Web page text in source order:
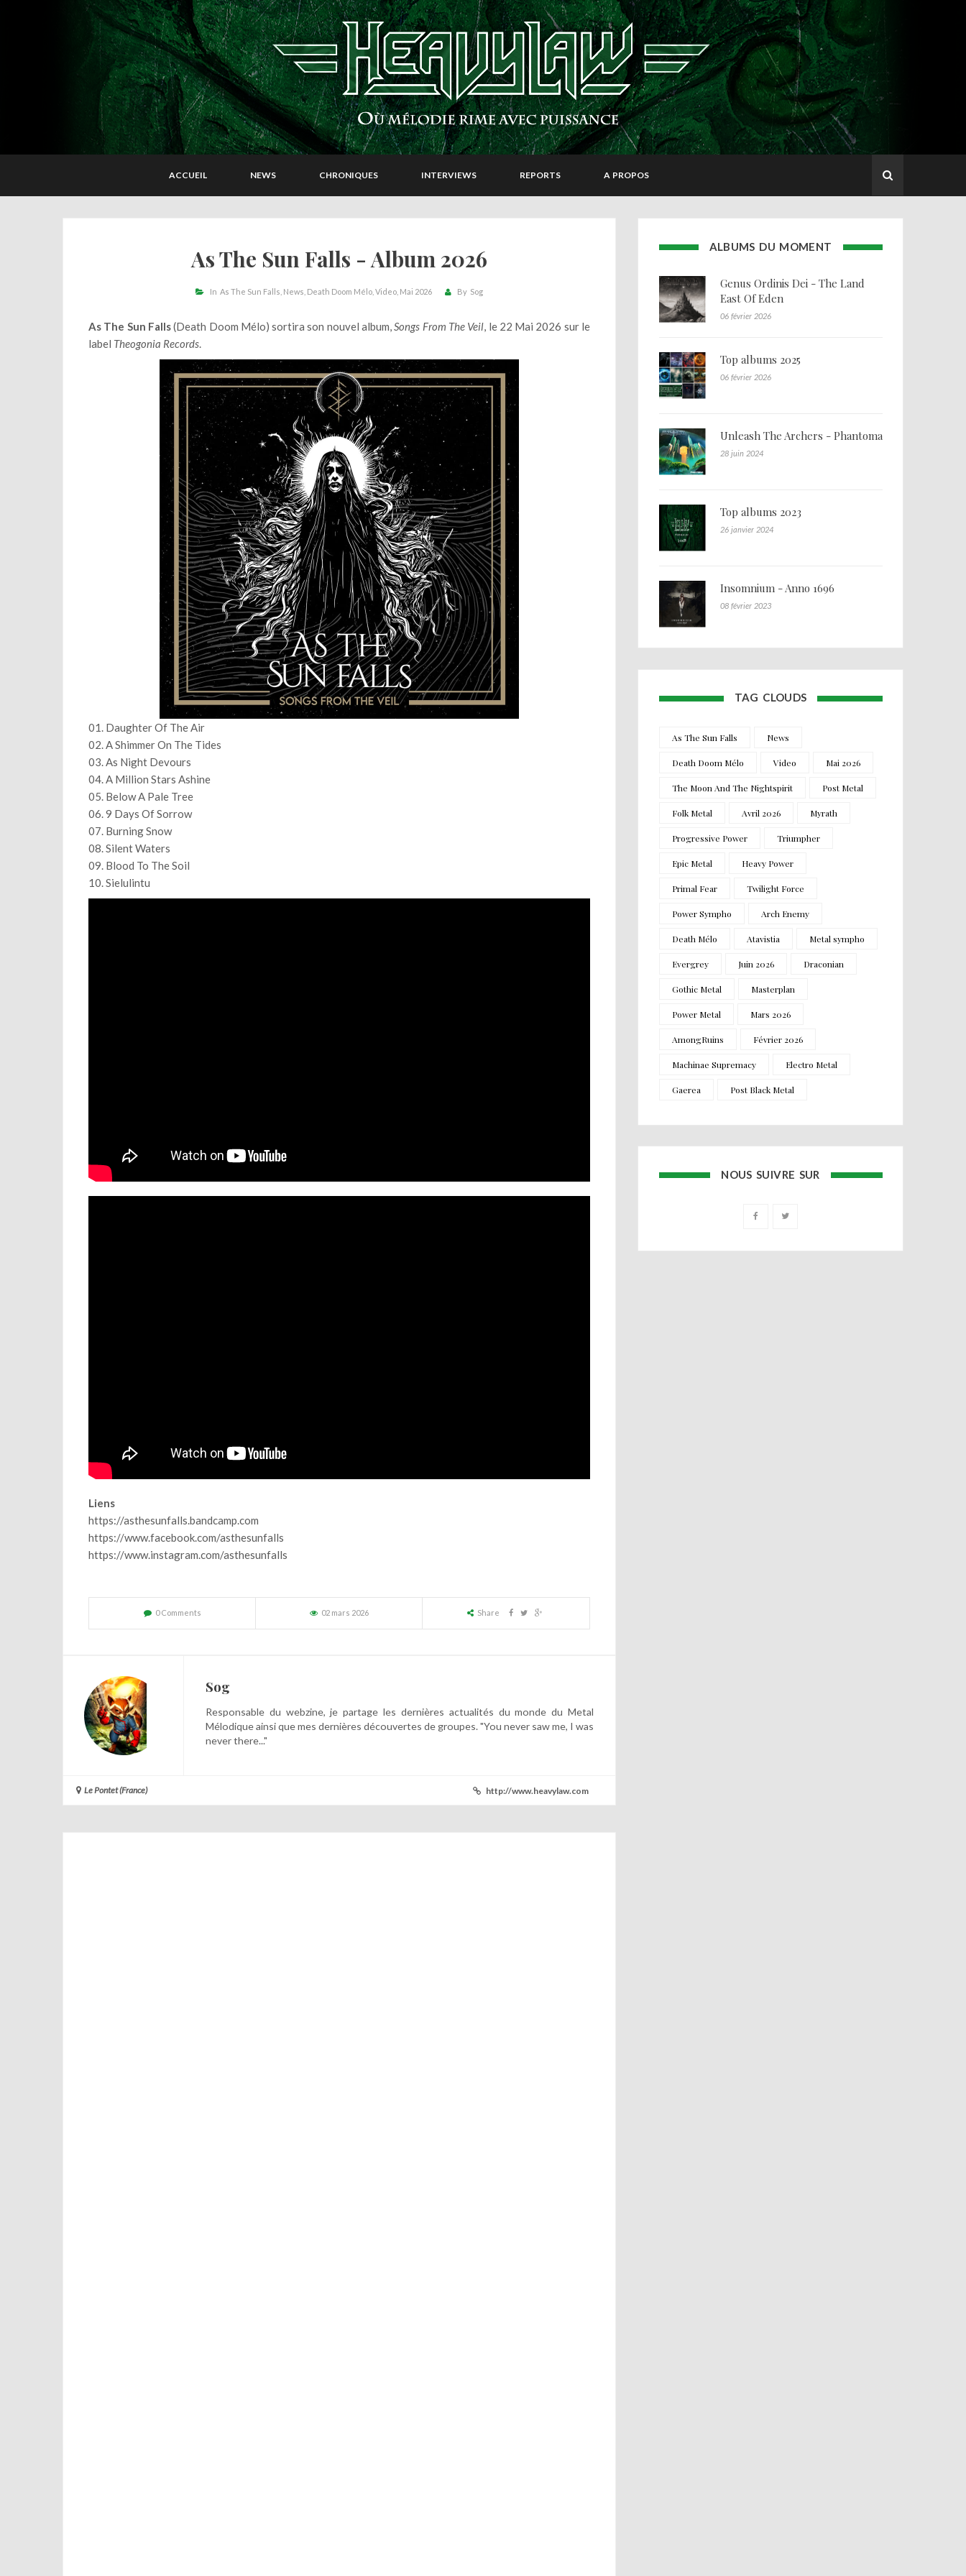
ACCUEIL NEWS CHRONIQUES INTERVIEWS REPORTS A PROPOS
As The Sun Falls - Album 2026
In As The Sun Falls News Death Doom Mélo Video Mai 2026 By Sog
As The Sun Falls(Death Doom Mélo) sortira son nouvel album,Songs From The Veil, le 22 Mai 2026 sur le
label Theogonia Records.
01. Daughter Of The Air
02. A Shimmer On The Tides
03. As Night Devours
04. A Million Stars Ashine
05. Below A Pale Tree
06. 9 Days Of Sorrow
07. Burning Snow
08. Silent Waters
09. Blood To The Soil
10. Sielulintu
Liens
https://asthesunfalls.bandcamp.com
https://www.facebook.com/asthesunfalls
https://www.instagram.com/asthesunfalls
0 Comments 02 mars 2026 Share
Sog
Responsable du webzine, je partage les dernières actualités du monde du Metal
Mélodique ainsi que mes dernières découvertes de groupes. "You never saw me, I was
never there..."
Le Pontet (France) http://www.heavylaw.com
ALBUMS DU MOMENT
Genus Ordinis Dei - The Land
East Of Eden
06 février 2026
Top albums 2025
06 février 2026
Unleash The Archers - Phantoma
28 juin 2024
Top albums 2023
26 janvier 2024
Insomnium - Anno 1696
08 février 2023
TAG CLOUDS
As The Sun Falls News
Death Doom Mélo Video Mai 2026
The Moon And The Nightspirit Post Metal
Folk Metal Avril 2026 Myrath
Progressive Power Triumpher
Epic Metal Heavy Power
Primal Fear Twilight Force
Power Sympho Arch Enemy
Death Mélo Atavistia Metal sympho
Evergrey Juin 2026 Draconian
Gothic Metal Masterplan
Power Metal Mars 2026
AmongRuins Février 2026
Machinae Supremacy Electro Metal
Gaerea Post Black Metal
NOUS SUIVRE SUR